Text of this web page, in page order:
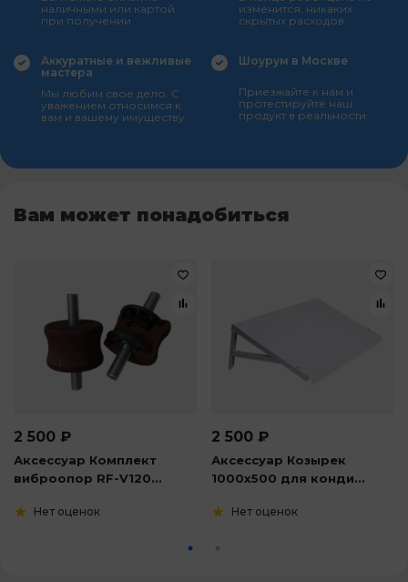
наличными или картой
при получении
изменится, никаких
скрытых расходов
Аккуратные и вежливые
мастера
Мы любим свое дело. С
уважением относимся к
вам и вашему имуществу
Шоурум в Москве
Приезжайте к нам и
протестируйте наш
продукт в реальности
Вам может понадобиться
2 500 ₽
Аксессуар Комплект
виброопор RF-V120...
Нет оценок
2 500 ₽
Аксессуар Козырек
1000х500 для конди...
Нет оценок